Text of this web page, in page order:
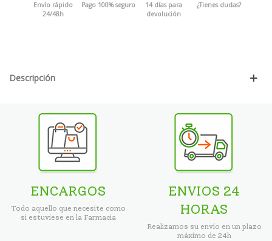
Envío rápido
24/48h
Pago 100% seguro
14 días para
devolución
¿Tienes dudas?
Descripción
ENCARGOS
Todo aquello que necesite como
si estuviese en la Farmacia
ENVIOS 24
HORAS
Realizamos su envío en un plazo
máximo de 24h